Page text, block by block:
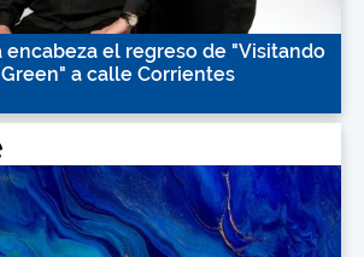
encabeza el regreso de "Visitando
Green" a calle Corrientes